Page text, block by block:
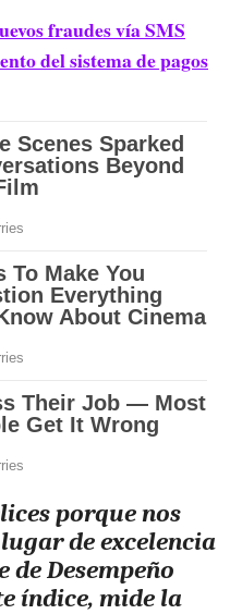
fraudes vía SMS
del sistema de pagos
porque nos
de excelencia
Desempeño
índice, mide la